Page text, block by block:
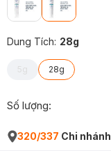
Dung Tích: 28g
5g 28g
Số lượng:
320/337 Chi nhánh